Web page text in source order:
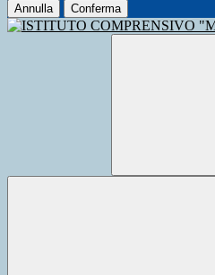
Annulla Conferma